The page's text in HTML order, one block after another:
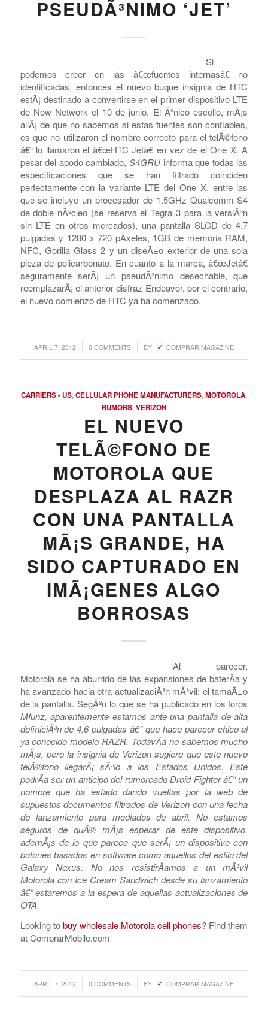
A LLEGAR A SPRINT
EL 10 DE JUNIO, CON
LTE Y EL
PSEUDÃ³NIMO ‘JET’
Si
podemos creer en las â€œfuentes internasâ€ no
identificadas, entonces el nuevo buque insignia de HTC
estÃ¡ destinado a convertirse en el primer dispositivo LTE
de Now Network el 10 de junio. El Ãºnico escollo, mÃ¡s
allÃ¡ de que no sabemos si estas fuentes son confiables,
es que no utilizaron el nombre correcto para el telÃ©fono
â€“ lo llamaron el â€œHTC Jetâ€ en vez de el One X. A
pesar del apodo cambiado,S4GRUinforma que todas las
especificaciones que se han filtrado coinciden
perfectamente con la variante LTE del One X, entre las
que se incluye un procesador de 1.5GHz Qualcomm S4
de doble nÃºcleo (se reserva el Tegra 3 para la versiÃ³n
sin LTE en otros mercados), una pantalla SLCD de 4.7
NFC, Gorilla Glass 2 y un diseÃ±o exterior de una sola
pieza de policarbonato. En cuanto a la marca, â€œJetâ€
seguramente serÃ¡ un pseudÃ³nimo desechable, que
0 COMMENTS BY COMPRAR MAGAZINE
CARRIERS - US,CELLULAR PHONE MANUFACTURERS ,MOTOROLA
RUMORS, VERIZON
EL NUEVO
TELÃ©FONO DE
MOTOROLA QUE
DESPLAZA AL RAZR
CON UNA PANTALLA
MÃ¡S GRANDE, HA
SIDO CAPTURADO EN
IMÃ¡GENES ALGO
BORROSAS
Al parecer,
Motorola se ha aburrido de las expansiones de baterÃ­a y
ha avanzado hacia otra actualizaciÃ³n mÃ³vil: el tamaÃ±o
de la pantalla. SegÃºn lo que se ha publicado en los foros
Mfunz, aparentemente estamos ante una pantalla de alta
definiciÃ³n de 4.6 pulgadas â€“ que hace parecer chico al
ya conocido modelo RAZR. TodavÃ­a no sabemos mucho
mÃ¡s, pero la insignia de Verizon sugiere que este nuevo
telÃ©fono llegarÃ¡ sÃ³lo a los Estados Unidos. Este
podrÃ­a ser un anticipo del rumoreado Droid Fighter â€“ un
nombre que ha estado dando vueltas por la web de
supuestos documentos filtrados de Verizon con una fecha
de lanzamiento para mediados de abril. No estamos
seguros de quÃ© mÃ¡s esperar de este dispositivo,
ademÃ¡s de lo que parece que serÃ¡ un dispositivo con
botones basados en software como aquellos del estilo del
Galaxy Nexus. No nos resistirÃ­amos a un mÃ³vil
â€“ estaremos a la espera de aquellas actualizaciones de
OTA.